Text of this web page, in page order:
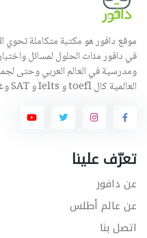
موقع دافور هو مكتبة متكاملة تحوي
في دافور مئات الحلول لمسائل
ومدرسية في العالم العربي وحتى
العالمية كال toefl و Ielts و SAT وغيرها الكثير.
تعرّف علينا
عن دافور
عن عالم أطلس
اتصل بنا